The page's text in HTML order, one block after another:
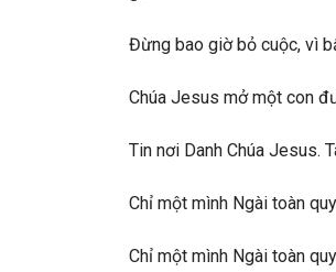
Đừng bao giờ bỏ cuộc, vì
Chúa Jesus mở một con
Tin nơi Danh Chúa Jesus.
Chỉ một mình Ngài toàn
Chỉ một mình Ngài toàn